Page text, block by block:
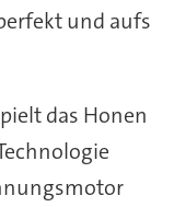
und aufs
das Honen